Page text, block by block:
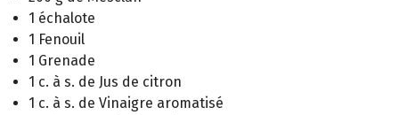
1 échalote
1 Fenouil
1 Grenade
1 c. à s. de Jus de citron
1 c. à s. de Vinaigre aromatisé